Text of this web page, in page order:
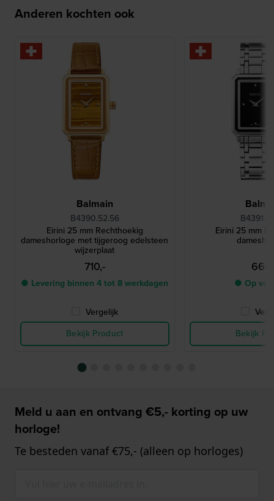
Anderen kochten ook
Balmain
B4390.52.56
Eirini 25 mm Rechthoekig
dameshorloge met tijgeroog edelsteen
wijzerplaat
710,-
● Levering binnen 4 tot 8 werkdagen
Vergelijk
Bekijk Product
Eirini 25 mm
● Op
Bekijk
Meld u aan en ontvang €5,- korting op uw
horloge!
Te besteden vanaf €75,- (alleen op horloges)